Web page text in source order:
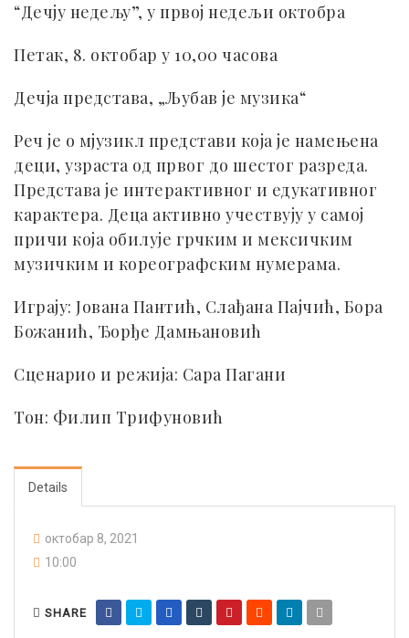
“Дечју недељу”, у првој недељи октобра
Петак, 8. октобар у 10,00 часова
Дечја представа, „Љубав је музика“
Реч је о мјузикл представи која је намењена
деци, узраста од првог до шестог разреда.
Представа је интерактивног и едукативног
карактера. Деца активно учествују у самој
причи која обилује грчким и мексичким
музичким и кореографским нумерама.
Играју: Јована Пантић, Слађана Пајчић, Бора
Божанић, Ђорђе Дамњановић
Сценарио и режија: Сара Пагани
Тон: Филип Трифуновић
Details
октобар 8, 2021
10:00
SHARE